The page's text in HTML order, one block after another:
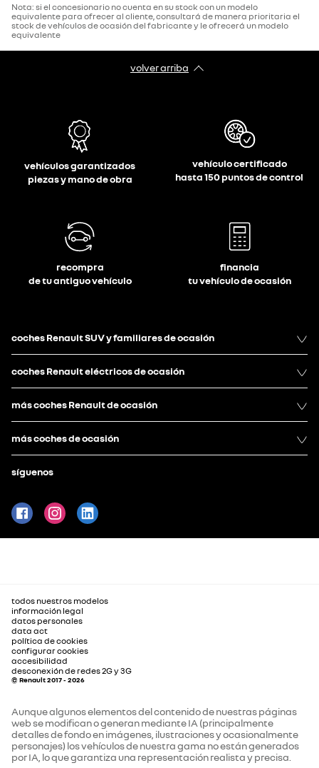
Nota: si el concesionario no cuenta en su stock con un modelo
equivalente para ofrecer al cliente, consultará de manera prioritaria el
stock de vehículos de ocasión del fabricante y le ofrecerá un modelo
equivalente
volver arriba
vehículos garantizados
piezas y mano de obra
vehículo certificado
hasta 150 puntos de control
recompra
de tu antiguo vehículo
financia
tu vehículo de ocasión
coches Renault SUV y familiares de ocasión
coches Renault eléctricos de ocasión
más coches Renault de ocasión
más coches de ocasión
síguenos
todos nuestros modelos
información legal
datos personales
data act
política de cookies
configurar cookies
accesibilidad
desconexión de redes 2G y 3G
© Renault 2017 - 2026
Aunque algunos elementos del contenido de nuestras páginas
web se modifican o generan mediante IA (principalmente
detalles de fondo en imágenes, ilustraciones y ocasionalmente
personajes) los vehículos de nuestra gama no están generados
por IA, lo que garantiza una representación realista y precisa.